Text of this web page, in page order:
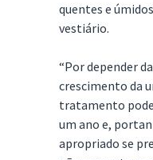
quentes e
vestiário.
“Por depender
crescimento da
tratamento
um ano e,
apropriado se